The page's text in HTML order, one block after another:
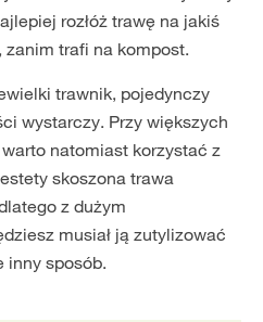
rozłóż trawę na jakiś
zanim trafi na kompost.
trawnik, pojedynczy
wystarczy. Przy większych
natomiast korzystać z
skoszona trawa
z dużym
musiał ją zutylizować
inny sposób.